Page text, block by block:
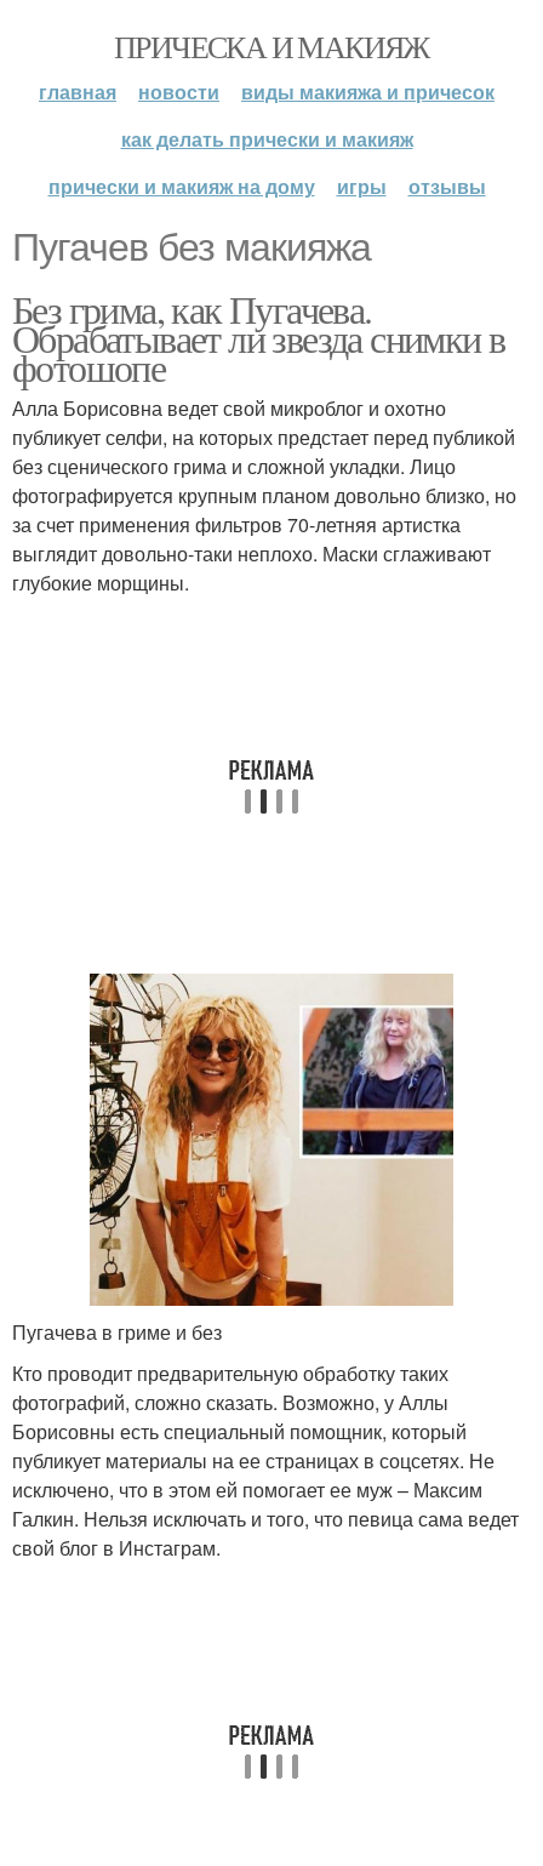
ПРИЧЕСКА И МАКИЯЖ
главная новости
виды макияжа и причесок
как делать прически и макияж
прически и макияж на дому
игры отзывы
Пугачев без макияжа
Без грима, как Пугачева.
Обрабатывает ли звезда снимки в
фотошопе
Алла Борисовна ведет свой микроблог и охотно
публикует селфи, на которых предстает перед публикой
без сценического грима и сложной укладки. Лицо
фотографируется крупным планом довольно близко, но
за счет применения фильтров 70-летняя артистка
выглядит довольно-таки неплохо. Маски сглаживают
глубокие морщины.
Пугачева в гриме и без
Кто проводит предварительную обработку таких
фотографий, сложно сказать. Возможно, у Аллы
Борисовны есть специальный помощник, который
публикует материалы на ее страницах в соцсетях. Не
исключено, что в этом ей помогает ее муж – Максим
Галкин. Нельзя исключать и того, что певица сама ведет
свой блог в Инстаграм.